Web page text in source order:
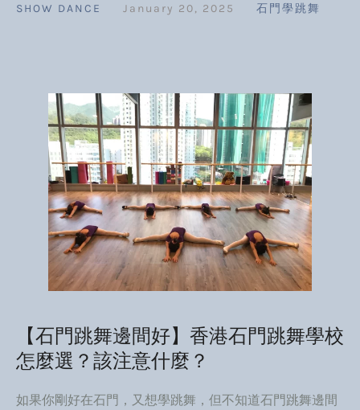
SHOW DANCE January 20, 2025 石門學跳舞
【石門跳舞邊間好】香港石門跳舞學校
怎麼選？該注意什麼？
如果你剛好在石門，又想學跳舞，但不知道石門跳舞邊間